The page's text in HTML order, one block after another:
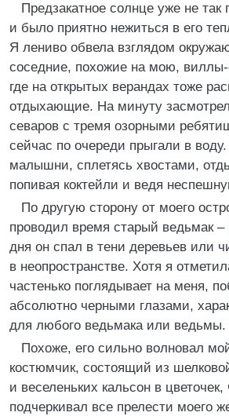
Предзакатное солнце уже не так
и было приятно нежиться в его
Я лениво обвела взглядом
соседние, похожие на мою, виллы-
где на открытых верандах тоже
отдыхающие. На минуту
севаров с тремя озорными
сейчас по очереди прыгали в
малышни, сплетясь хвостами,
попивая коктейли и ведя
По другую сторону от моего
проводил время старый ведьмак
дня он спал в тени деревьев или
в неопространстве. Хотя я
частенько поглядывает на меня,
абсолютно черными глазами,
для любого ведьмака или
Похоже, его сильно волновал
костюмчик, состоящий из
и веселеньких кальсон в
подчеркивал все прелести моего